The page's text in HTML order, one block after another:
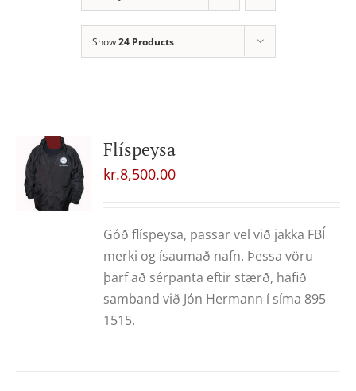
Show24 Products
Flíspeysa
kr.8,500.00
Góð flíspeysa, passar vel við jakka FBÍ
merki og ísaumað nafn. Þessa vöru
þarf að sérpanta eftir stærð, hafið
samband við Jón Hermann í síma 895
1515.